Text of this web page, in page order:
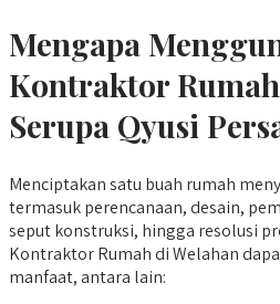
Mengapa
Kontraktor
Serupa Qyusi
Menciptakan satu buah rumah
termasuk perencanaan, desain,
seput konstruksi, hingga resolusi
Kontraktor Rumah di Welahan
manfaat, antara lain: